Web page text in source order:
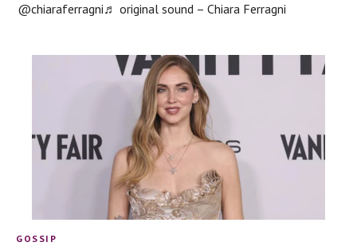
@chiaraferragni♬ original sound – Chiara Ferragni
GOSSIP